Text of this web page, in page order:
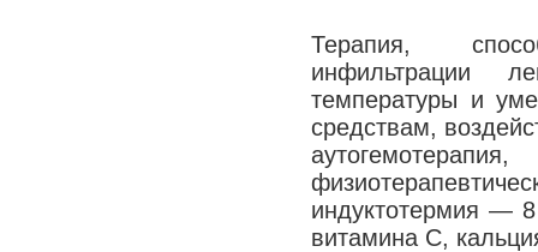
Терапия,
инфильтрации
температуры и
средствам,
индуктотермия —
витамина С,